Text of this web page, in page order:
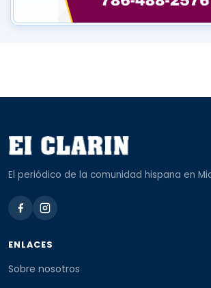
El periódico de la comunidad hispana en
ENLACES
Sobre nosotros